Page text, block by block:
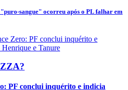
sangue" ocorreu após o PL falhar em
PF conclui inquérito e indicia